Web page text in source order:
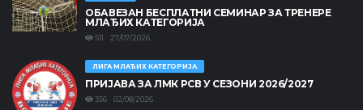
ОБАВЕЗАН БЕСПЛАТНИ СЕМИНАР ЗА ТРЕНЕРЕ
МЛАЂИХ КАТЕГОРИЈА
511 27/07/2026
ЛИГА МЛАЂИХ КАТЕГОРИЈА
ПРИЈАВА ЗА ЛМК РСВ У СЕЗОНИ 2026/2027
356 02/08/2026